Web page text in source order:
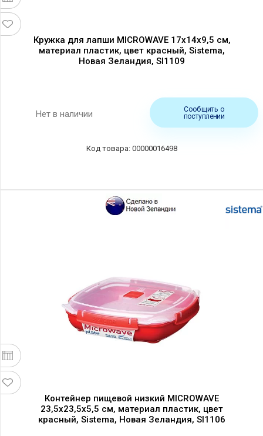
Кружка для лапши MICROWAVE 17х14х9,5 см,
материал пластик, цвет красный, Sistema,
Новая Зеландия, SI1109
Нет в наличии
Сообщить о
поступлении
00000016498
Контейнер пищевой низкий MICROWAVE
23,5х23,5х5,5 см, материал пластик, цвет
красный, Sistema, Новая Зеландия, SI1106